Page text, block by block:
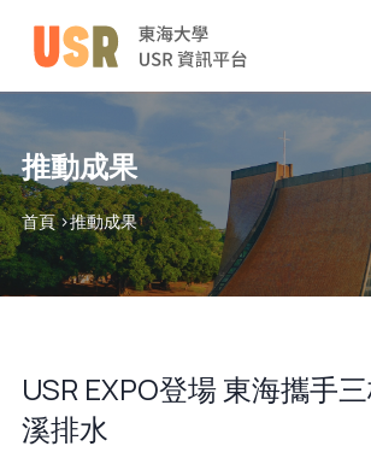
推動成果
首頁 >推動成果
USR EXPO登場 東海攜手
溪排水